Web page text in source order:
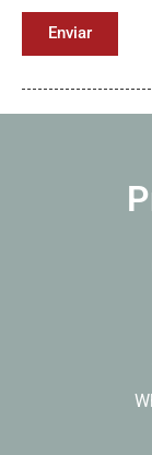
Enviar